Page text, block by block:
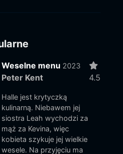
Weselne menu 2023
Peter Kent
Halle jest krytyczką
kulinarną. Niebawem jej
siostra Leah wychodzi za
mąż za Kevina, więc
kobieta szykuje jej wielkie
wesele. Na przyjęciu ma
4.5